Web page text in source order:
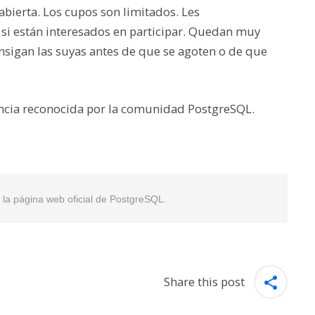
Los cupos son limitados. Les
están interesados en participar. Quedan muy
las suyas antes de que se agoten o de que
reconocida por la comunidad PostgreSQL.
página web oficial de PostgreSQL.
Share this post